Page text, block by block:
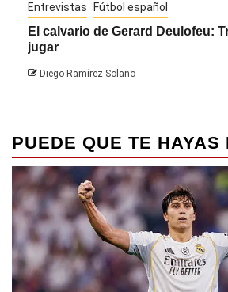
Entrevistas Fútbol español
El calvario de Gerard Deulofeu:
jugar
Diego Ramírez Solano
PUEDE QUE TE HAYAS